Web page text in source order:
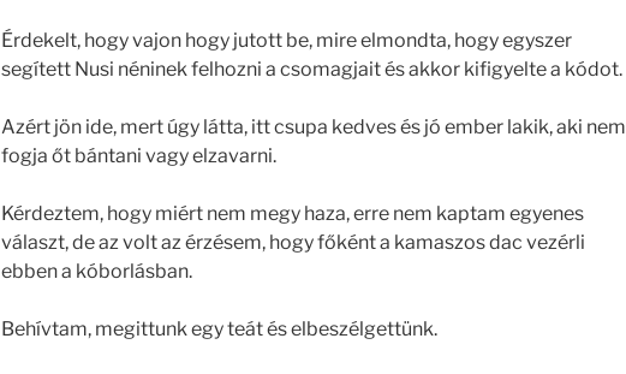
Érdekelt, hogy vajon hogy jutott be, mire elmondta, hogy egyszer
segített Nusi néninek felhozni a csomagjait és akkor kifigyelte a kódot.
Azért jön ide, mert úgy látta, itt csupa kedves és jó ember lakik, aki nem
fogja őt bántani vagy elzavarni.
Kérdeztem, hogy miért nem megy haza, erre nem kaptam egyenes
választ, de az volt az érzésem, hogy főként a kamaszos dac vezérli
ebben a kóborlásban.
Behívtam, megittunk egy teát és elbeszélgettünk.